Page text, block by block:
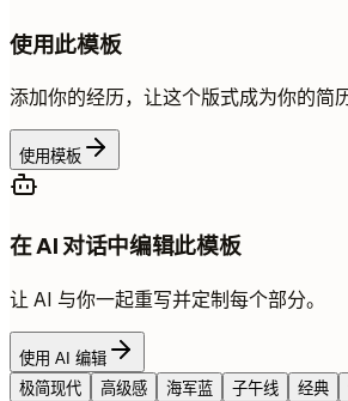
使用此模板
添加你的经历，让这个版式成为你的简历
使用模板
在 AI 对话中编辑此模板
让 AI 与你一起重写并定制每个部分。
使用 AI 编辑
极简现代
高级感 海军蓝 子午线 经典